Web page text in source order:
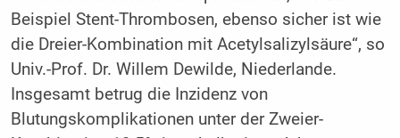
Beispiel Stent-Thrombosen, ebenso sicher ist wie
die Dreier-Kombination mit Acetylsalizylsäure“, so
Univ.-Prof. Dr. Willem Dewilde, Niederlande.
Insgesamt betrug die Inzidenz von
Blutungskomplikationen unter der Zweier-